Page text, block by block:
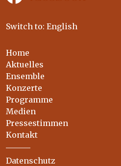
Switch to: English
Home
Aktuelles
Ensemble
Konzerte
Programme
Medien
Pressestimmen
Kontakt
Datenschutz